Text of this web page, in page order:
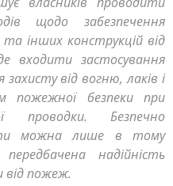
щодо забезпечення
та інших конструкцій від
входити застосування
захисту від вогню, лаків і
пожежної безпеки при
проводки. Безпечно
можна лише в тому
надійність
від пожеж.